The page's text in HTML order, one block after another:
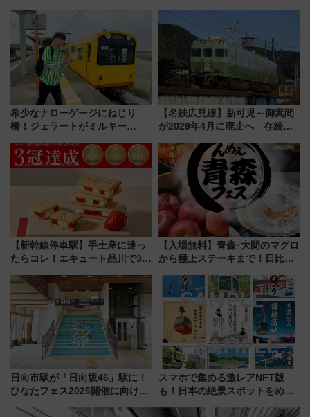
三浦海岸を堪能できるお出かけ
プランもご紹介
希少なナローゲージにねじり
橋！ジェラートがミルキー
278回目の舞台は「三岐鉄道北
勢線」
【名鉄広見線】新可児～御嵩間
が2029年4月に廃止へ 存続協
【新幹線停車駅】手土産に迷っ
たらコレ！エキュート品川で3年
産スイーツとは？
【入場無料】青森･大間のマグロ
から極上ステーキまで！日比谷
人気フードフェス「肉祭」が同
時開催に！
日向市駅が「日向坂46」駅に！
ひなたフェス2026開催に向けJR
スマホで集める激レアNFT版
も！日本の絶景スポットをめぐ